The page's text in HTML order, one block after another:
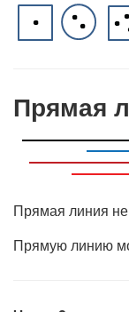
Прямая
Прямая линия
Прямую линию